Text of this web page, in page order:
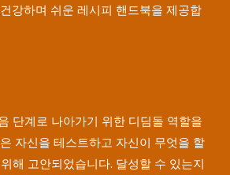
강하며 쉬운 레시피 핸드북을 제공합
단계로 나아가기 위한 디딤돌 역할을
자신을 테스트하고 자신이 무엇을 할
해 고안되었습니다. 달성할 수 있는지